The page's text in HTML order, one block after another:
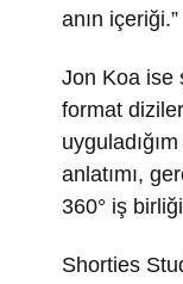
anın içeriği.”
Jon Koa ise
format
anlatımı,
360° iş
Shorties